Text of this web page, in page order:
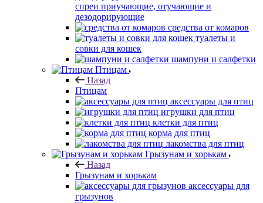
спреи приучающие, отучающие и
дезодорирующие
средства от комаров
туалеты и
совки для кошек
шампуни и салфетки
Птицам
Назад
Птицам
аксессуары для птиц
игрушки для птиц
клетки для птиц
корма для птиц
лакомства для птиц
Грызунам и хорькам
Назад
Грызунам и хорькам
аксессуары для
грызунов